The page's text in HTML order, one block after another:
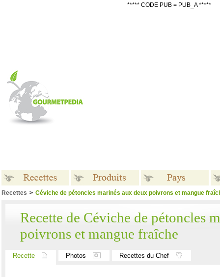
***** CODE PUB = PUB_A *****
Recettes > Céviche de pétoncles marinés aux deux poivrons et mangue
Recette de Céviche de pétoncles
poivrons et mangue fraîche
Recette Photos Recettes du Chef